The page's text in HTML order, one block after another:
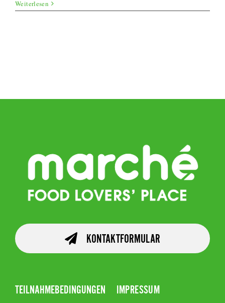
Patties
Weiterlesen
KONTAKTFORMULAR
TEILNAHMEBEDINGUNGEN
IMPRESSUM